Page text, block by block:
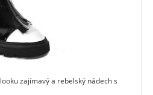
zajímavý a rebelský nádech s